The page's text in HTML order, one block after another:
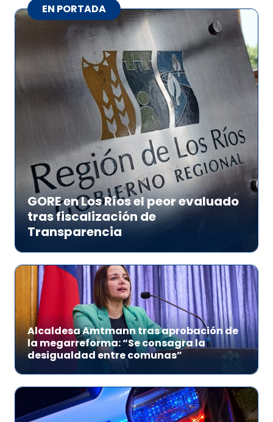
EN PORTADA
GORE en Los Ríos el peor evaluado
tras fiscalización de
Transparencia
Alcaldesa Amtmann tras aprobación de
la megarreforma: “Se consagra la
desigualdad entre comunas”